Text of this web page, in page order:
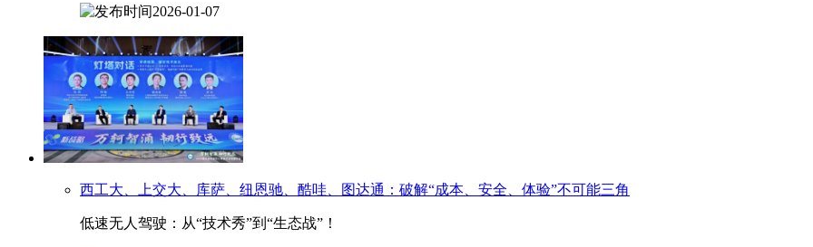
2026-01-07
西工大、上交大、库萨、纽恩驰、酷哇、 图达通 ：破解“成本、安全、体验”不可能三角
低速无人驾驶：从“技术秀”到“生态战”！